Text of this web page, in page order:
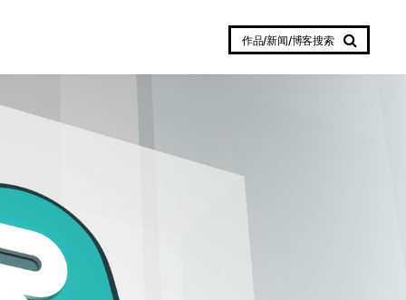
作品/新闻/博客搜索